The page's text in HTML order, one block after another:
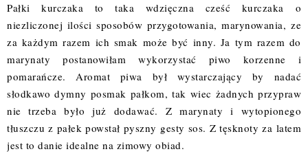
Pałki kurczaka to taka wdzięczna cześć kurczaka o
niezliczonej ilości sposobów przygotowania, marynowania, ze
za każdym razem ich smak może być inny. Ja tym razem do
marynaty postanowiłam wykorzystać piwo korzenne i
pomarańcze. Aromat piwa był wystarczający by nadać
słodkawo dymny posmak pałkom, tak wiec żadnych przypraw
nie trzeba było już dodawać. Z marynaty i wytopionego
tłuszczu z pałek powstał pyszny gesty sos. Z tęsknoty za latem
jest to danie idealne na zimowy obiad.